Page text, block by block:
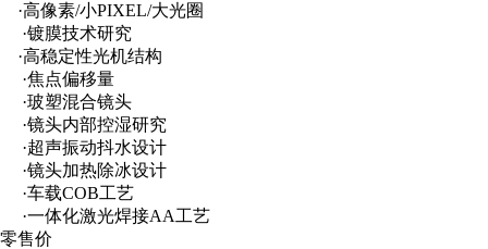
·高像素/小PIXEL/大光圈
·镀膜技术研究
·高稳定性光机结构
·焦点偏移量
·玻塑混合镜头
·镜头内部控湿研究
·超声振动抖水设计
·镜头加热除冰设计
·车载COB工艺
·一体化激光焊接AA工艺
零售价